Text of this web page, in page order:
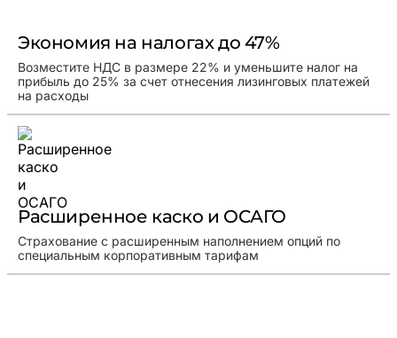
Экономия на налогах до 47%
Возместите НДС в размере 22% и уменьшите налог на
прибыль до 25% за счет отнесения лизинговых платежей
на расходы
Расширенное каско и ОСАГО
Страхование с расширенным наполнением опций по
специальным корпоративным тарифам